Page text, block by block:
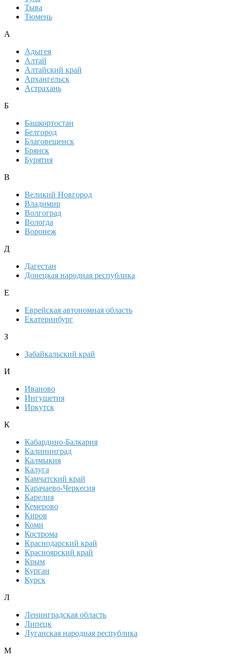
Тыва
Тюмень
А
Адыгея
Алтай
Алтайский край
Архангельск
Астрахань
Б
Башкортостан
Белгород
Благовещенск
Брянск
Бурятия
В
Великий Новгород
Владимир
Волгоград
Вологда
Воронеж
Д
Дагестан
Донецкая народная республика
Е
Еврейская автономная область
Екатеринбург
З
Забайкальский край
И
Иваново
Ингушетия
Иркутск
К
Кабардино-Балкария
Калининград
Калмыкия
Калуга
Камчатский край
Карачаево-Черкесия
Карелия
Кемерово
Киров
Коми
Кострома
Краснодарский край
Красноярский край
Крым
Курган
Курск
Л
Ленинградская область
Липецк
Луганская народная республика
М